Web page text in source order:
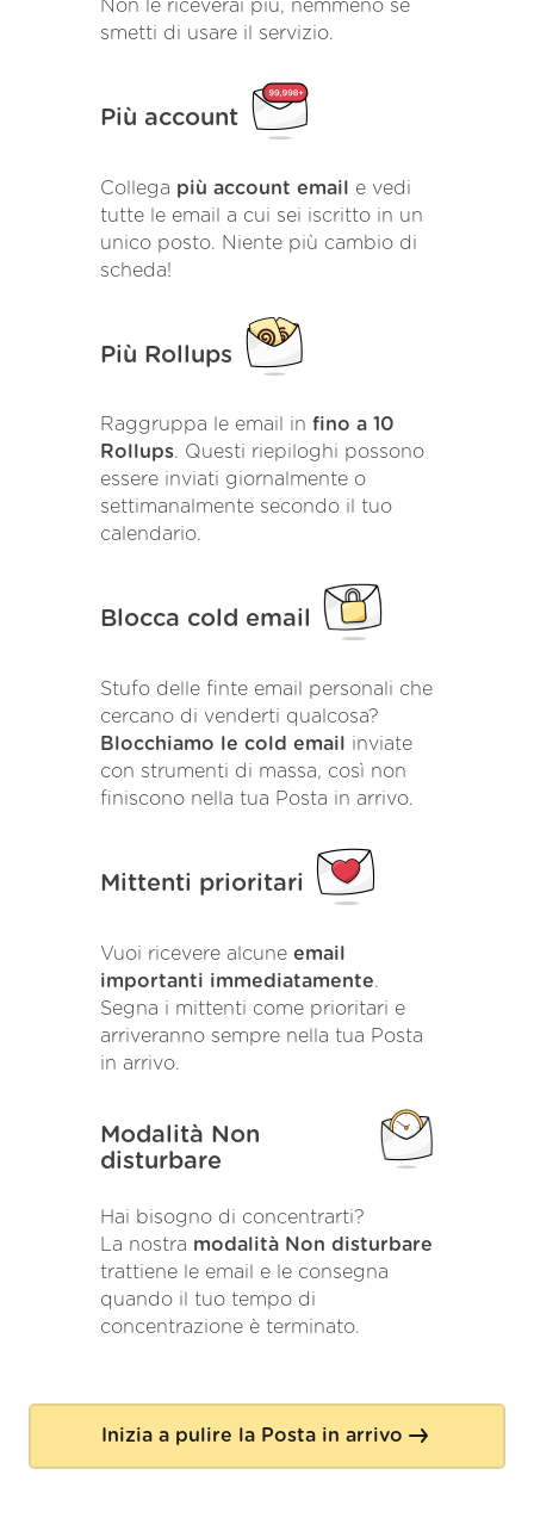
Non le riceverai più, nemmeno se
smetti di usare il servizio.
Più account
Collega più account email
e vedi
tutte le email a cui sei iscritto in un
unico posto. Niente più cambio di
scheda!
Più Rollups
Raggruppa le email in fino a 10
Rollups. Questi riepiloghi possono
essere inviati giornalmente o
settimanalmente secondo il tuo
calendario.
Blocca cold email
Stufo delle finte email personali che
cercano di venderti qualcosa?
Blocchiamo le cold email
inviate
con strumenti di massa, così non
finiscono nella tua Posta in arrivo.
Mittenti prioritari
Vuoi ricevere alcune email
importanti immediatamente.
Segna i mittenti come prioritari e
arriveranno sempre nella tua Posta
in arrivo.
Modalità Non
disturbare
Hai bisogno di concentrarti?
La nostra modalità Non disturbare
trattiene le email e le consegna
quando il tuo tempo di
concentrazione è terminato.
Inizia a pulire la Posta in arrivo